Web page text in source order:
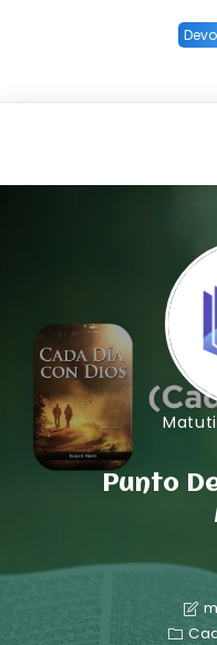
Punto